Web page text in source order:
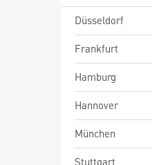
Düsseldorf
Frankfurt
Hamburg
Hannover
München
Stuttgart